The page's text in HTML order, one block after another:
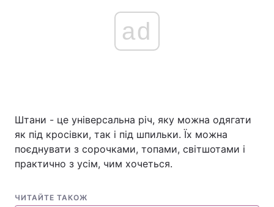
Україна
ad
Штани - це універсальна річ, яку можна одягати
як під кросівки, так і під шпильки. Їх можна
поєднувати з сорочками, топами, світшотами і
практично з усім, чим хочеться.
ЧИТАЙТЕ ТАКОЖ